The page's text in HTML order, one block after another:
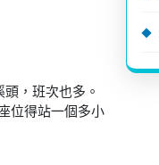
，班次也多。
位得站一個多小